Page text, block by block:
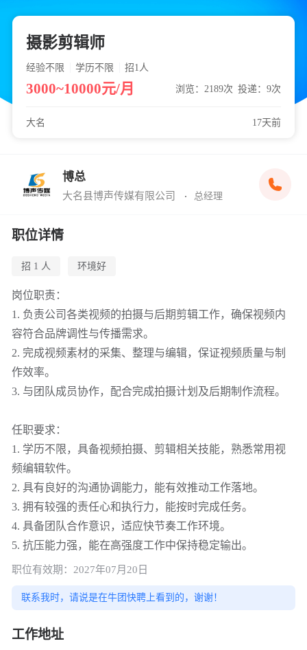
摄影剪辑师
经验不限 学历不限 招1人
3000~10000元/月 浏览：2189次 投递：9次
大名 17天前
博总
大名县博声传媒有限公司 总经理
职位详情
招 1 人 环境好
岗位职责：
1. 负责公司各类视频的拍摄与后期剪辑工作，确保视频内
容符合品牌调性与传播需求。
2. 完成视频素材的采集、整理与编辑，保证视频质量与制
作效率。
3. 与团队成员协作，配合完成拍摄计划及后期制作流程。
任职要求：
1. 学历不限，具备视频拍摄、剪辑相关技能，熟悉常用视
频编辑软件。
2. 具有良好的沟通协调能力，能有效推动工作落地。
3. 拥有较强的责任心和执行力，能按时完成任务。
4. 具备团队合作意识，适应快节奏工作环境。
5. 抗压能力强，能在高强度工作中保持稳定输出。
职位有效期：2027年07月20日
联系我时，请说是在牛团快聘上看到的，谢谢！
工作地址